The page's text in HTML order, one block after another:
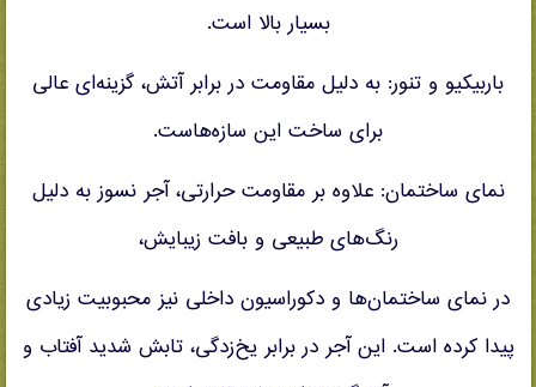
بسیار بالا است.
باربیکیو و تنور: به دلیل مقاومت در برابر آتش، گزینه‌ای عالی
برای ساخت این سازه‌هاست.
نمای ساختمان: علاوه بر مقاومت حرارتی، آجر نسوز به دلیل
رنگ‌های طبیعی و بافت زیبایش،
در نمای ساختمان‌ها و دکوراسیون داخلی نیز محبوبیت زیادی
پیدا کرده است. این آجر در برابر یخ‌زدگی، تابش شدید آفتاب و